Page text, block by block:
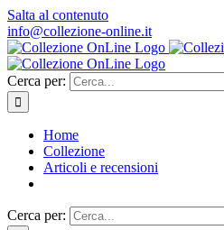
Salta al contenuto
info@collezione-online.it
Cerca per:
Home
Collezione
Articoli e recensioni
Cerca per: